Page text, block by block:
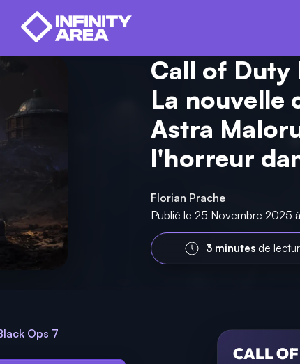
Call of Duty
La nouvelle
Astra
l'horreur
Florian Prache
Publié le 25 Novembre 2025
3 minutes de
Ops 7
CALL